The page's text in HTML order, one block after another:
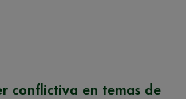
conflictiva en temas de